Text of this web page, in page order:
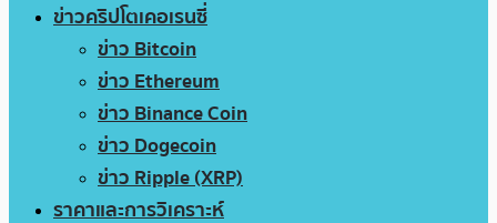
ข่าวคริปโตเคอเรนซี่
ข่าว Bitcoin
ข่าว Ethereum
ข่าว Binance Coin
ข่าว Dogecoin
ข่าว Ripple (XRP)
ราคาและการวิเคราะห์